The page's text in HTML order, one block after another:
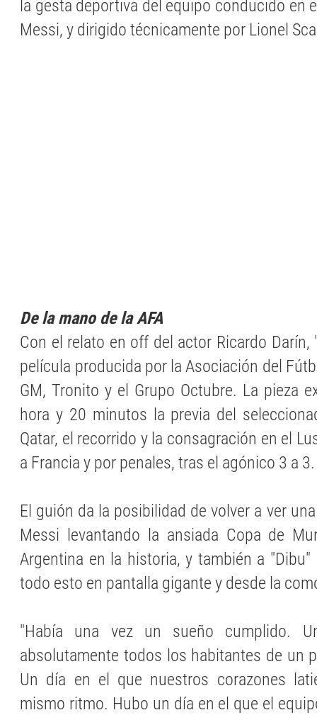
la gesta deportiva del equipo conducido en
Messi, y dirigido técnicamente por Lionel
De la mano de la AFA
Con el relato en off del actor Ricardo Darín,
película producida por la Asociación del
GM, Tronito y el Grupo Octubre. La pieza
hora y 20 minutos la previa del
Qatar, el recorrido y la consagración en el
a Francia y por penales, tras el agónico 3 a 3.
El guión da la posibilidad de volver a ver
Messi levantando la ansiada Copa de
Argentina en la historia, y también a "Dibu"
todo esto en pantalla gigante y desde la
"Había una vez un sueño cumplido.
absolutamente todos los habitantes de un
Un día en el que nuestros corazones
mismo ritmo. Hubo un día en el que el